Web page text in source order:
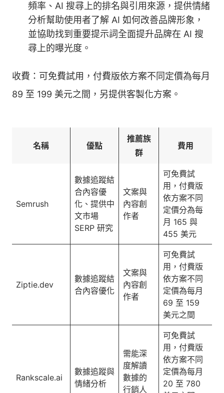
頻率、AI 搜尋上的排名與引用來源，提供情緒
分析幫助使用者了解 AI 如何改善品牌形象，
並協助找到重要提示詞全面提升品牌在 AI 搜
尋上的曝光度。
收費：可免費試用，付費版依方案不同定價為每月
89 至 199 美元之間，另提供客製化方案。
名稱 優點
推薦族
群
費用
Semrush
數據追蹤結
合內容優
化、提供中
文市場
SERP 研究
文案與
內容創
作者
可免費試
用，付費版
依方案不同
定價分為每
月 165 與
455 美元
Ziptie.dev
數據追蹤結
合內容優化
文案與
內容創
作者
可免費試
用，付費版
依方案不同
定價為每月
69 至 159
美元之間
Rankscale.ai
數據追蹤與
情緒分析
需能深
度解讀
數據的
行銷人
可免費試
用，付費版
依方案不同
定價為每月
20 至 780